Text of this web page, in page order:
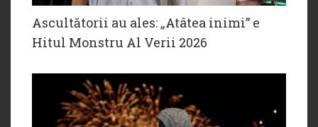
Ascultătorii au ales: „Atâtea inimi” e
Hitul Monstru Al Verii 2026